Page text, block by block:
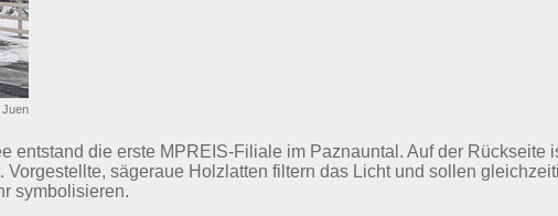
Juen
entstand die erste MPREIS-Filiale im Paznauntal. Auf der
sägeraue Holzlatten filtern das Licht und sollen
symbolisieren.